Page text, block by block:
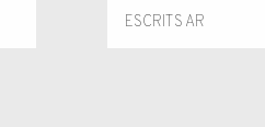
ESCRITS AR